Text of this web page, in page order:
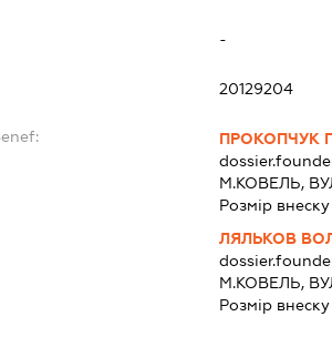
-
20129204
ПРОКОПЧУК
М.КОВЕЛЬ,
Розмір
ЛЯЛЬКОВ
М.КОВЕЛЬ,
Розмір